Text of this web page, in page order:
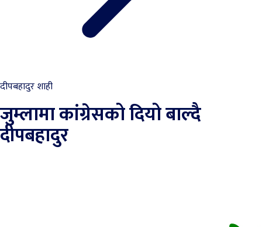
दीपबहादुर शाही
जुम्लामा कांग्रेसको दियो बाल्दै
दीपबहादुर